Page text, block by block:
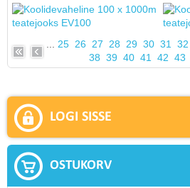
25 26 27 28 29 30 31 32
38 39 40 41 42 43
LOGI SISSE
OSTUKORV